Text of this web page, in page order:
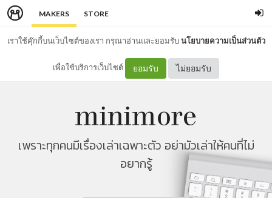
MAKERS STORE
เราใช้คุ๊กกี้บนเว็บไซต์ของเรา กรุณาอ่านและยอมรับนโยบายความเป็นส่วนตัว
เพื่อใช้บริการเว็บไซต์ ยอมรับ ไม่ยอมรับ
เพราะทุกคนมีเรื่องเล่าเฉพาะตัว อย่ามัวเล่าให้คนที่ไม่
อยากรู้